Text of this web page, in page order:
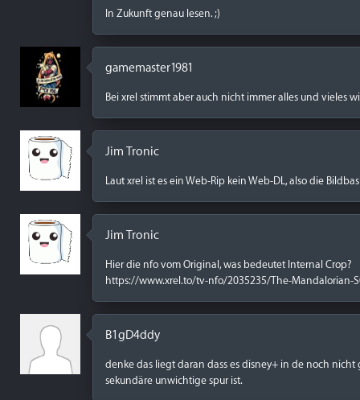
In Zukunft genau lesen. ;)
gamemaster1981
Bei xrel stimmt aber auch nicht immer alles und vieles
Jim Tronic
Laut xrel ist es ein Web-Rip kein Web-DL, also die
Jim Tronic
Hier die nfo vom Original, was bedeutet Internal Crop?
https://www.xrel.to/tv-nfo/2035235/The-Mandalorian-
B1gD4ddy
denke das liegt daran dass es disney+ in de noch
sekundäre unwichtige spur ist.